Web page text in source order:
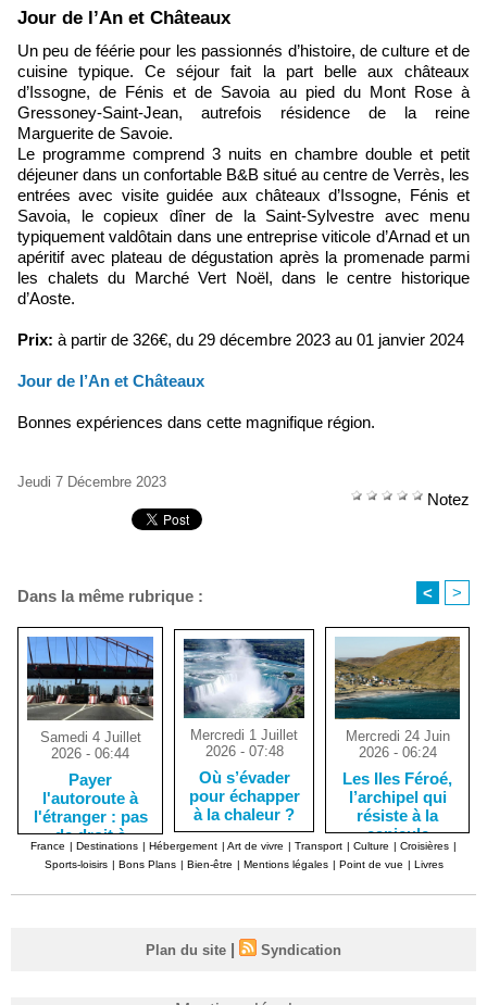
​Jour de l’An et Châteaux
Un peu de féérie pour les passionnés d’histoire, de culture et de
cuisine typique. Ce séjour fait la part belle aux châteaux
d’Issogne, de Fénis et de Savoia au pied du Mont Rose à
Gressoney-Saint-Jean, autrefois résidence de la reine
Marguerite de Savoie.
Le programme comprend 3 nuits en chambre double et petit
déjeuner dans un confortable B&B situé au centre de Verrès, les
entrées avec visite guidée aux châteaux d’Issogne, Fénis et
Savoia, le copieux dîner de la Saint-Sylvestre avec menu
typiquement valdôtain dans une entreprise viticole d’Arnad et un
apéritif avec plateau de dégustation après la promenade parmi
les chalets du Marché Vert Noël, dans le centre historique
d’Aoste.
Prix: à partir de 326€, du 29 décembre 2023 au 01 janvier 2024
​Jour de l’An et Châteaux
Bonnes expériences dans cette magnifique région.
Jeudi 7 Décembre 2023
Notez
Dans la même rubrique : < >
Samedi 4 Juillet
2026 - 06:44
Payer
l'autoroute à
l'étranger : pas
de droit à
l'erreur !
Mercredi 1 Juillet
2026 - 07:48
Où s’évader
pour échapper
à la chaleur ?
Mercredi 24 Juin
2026 - 06:24
Les Iles Féroé,
l’archipel qui
résiste à la
canicule
France | Destinations | Hébergement | Art de vivre | Transport | Culture | Croisières |
Sports-loisirs | Bons Plans | Bien-être | Mentions légales | Point de vue | Livres
Plan du site | Syndication